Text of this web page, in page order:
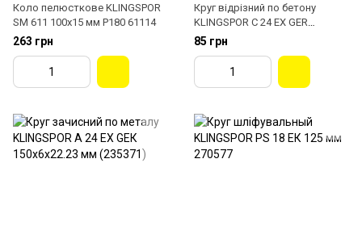
Коло пелюсткове KLINGSPOR
SM 611 100х15 мм Р180 61114
263 грн
Круг відрізний по бетону
KLINGSPOR С 24 EX GER
230х3х22.23 мм 13491
85 грн